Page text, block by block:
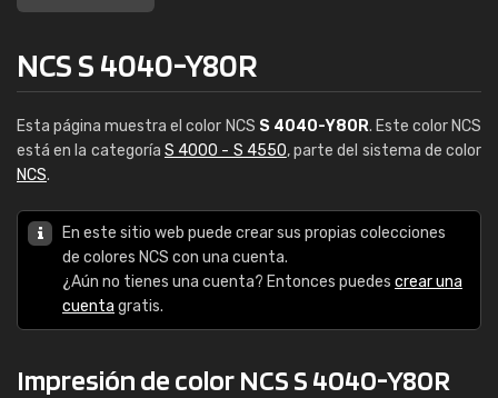
NCS S 4040-Y80R
Esta página muestra el color NCS S 4040-Y80R. Este color NCS
está en la categoría S 4000 - S 4550, parte del sistema de color
NCS.
En este sitio web puede crear sus propias colecciones
de colores NCS con una cuenta.
¿Aún no tienes una cuenta? Entonces puedes crear una
cuenta gratis.
Impresión de color NCS S 4040-Y80R